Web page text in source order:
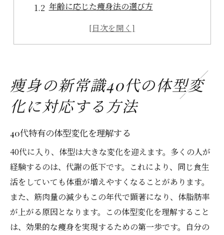
年齢に応じた痩身法の選び方
健康的な体重管理の重要性
代謝力を活かした40代のための痩身術
代謝を上げるための食事法
代謝力を維持するための睡眠管理
代謝改善に役立つデトックス法
代謝を活性化する日常の工夫
生活習慣の見直しで実現する健康的な痩身
毎日の習慣を見直して痩身効果を高める
痩身の新常識40代の体型変
化に対応する方法
40代特有の体型変化を理解する
40代に入り、体型は大きな変化を迎えます。多くの人が
経験するのは、代謝の低下です。これにより、同じ食生
活をしていても体重が増えやすくなることがあります。
また、筋肉量の減少もこの年代で顕著になり、体脂肪率
が上がる原因となります。この体型変化を理解すること
は、効果的な痩身を実現するための第一歩です。自分の